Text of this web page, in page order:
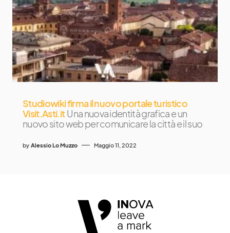
Studiowiki firma il nuovo portale turistico
Visit.Asti.it Una nuova identità grafica e un
nuovo sito web per comunicare la città e il suo
by Alessio Lo Muzzo Maggio 11, 2022